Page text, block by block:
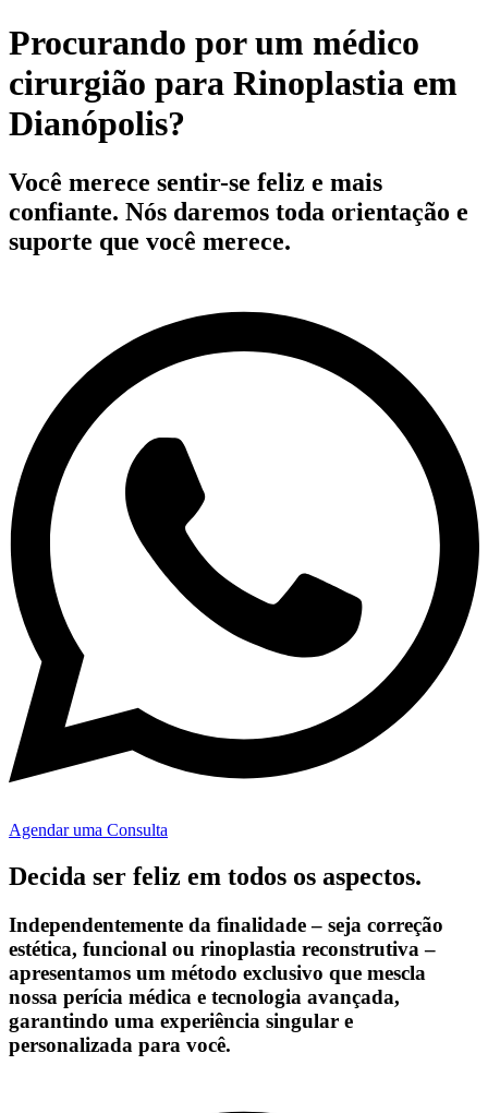
Procurando por um médico
cirurgião para Rinoplastia em
Dianópolis?
Você merece sentir-se feliz e mais
confiante. Nós daremos toda orientação e
suporte que você merece.
Agendar uma Consulta
Decida ser feliz em todos os aspectos.
Independentemente da finalidade – seja correção
estética, funcional ou rinoplastia reconstrutiva–
apresentamos um método exclusivo que mescla
nossa perícia médica e tecnologia avançada,
garantindo uma experiência singular e
personalizada para você.